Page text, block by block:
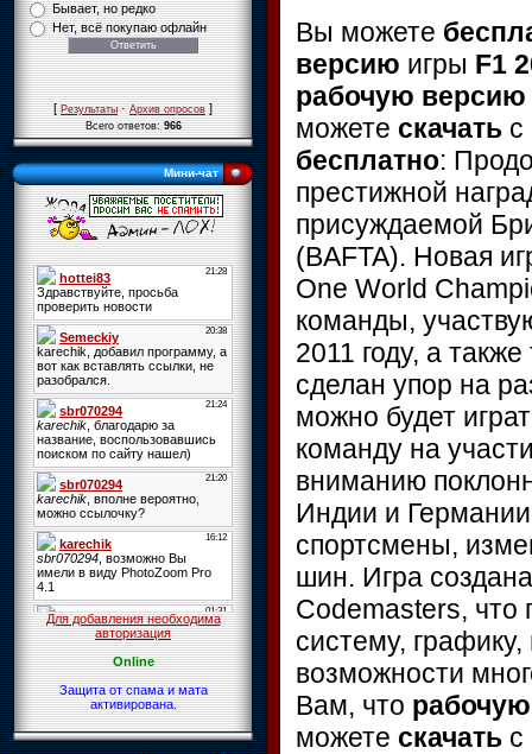
Бывает, но редко
Нет, всё покупаю офлайн
[Результаты·Архив опросов]
Всего ответов:966
Мини-чат
Для добавления необходима
авторизация
Online
Защита от спама и мата
активирована.
Вы можете
версию игры F1
рабочую версию
можете скачать с
бесплатно:
престижной
присуждаемой
(BAFTA). Новая
One World
команды,
2011 году, а
сделан упор на
можно будет
команду на
вниманию
Индии и
спортсмены,
шин. Игра
Codemasters, что
систему,
возможности
Вам, что
можете скачать с